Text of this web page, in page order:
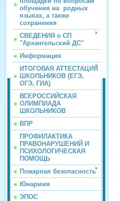
обучения на родных
языках, а также
сохранения
СВЕДЕНИЯ о СП
"Архангельский ДС"
Информация
ИТОГОВАЯ АТТЕСТАЦИЯ
ШКОЛЬНИКОВ (ЕГЭ,
ОГЭ, ГИА)
ВСЕРОССИЙСКАЯ
ОЛИМПИАДА
ШКОЛЬНИКОВ
ВПР
ПРОФИЛАКТИКА
ПРАВОНАРУШЕНИЙ И
ПСИХОЛОГИЧЕСКАЯ
ПОМОЩЬ
Пожарная безопасность
Юнармия
ЭПОС